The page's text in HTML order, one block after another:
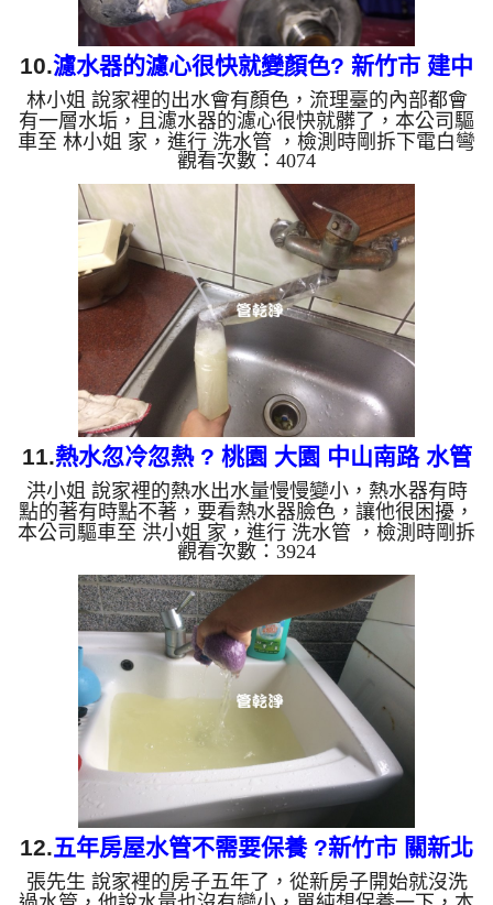
10.濾水器的濾心很快就變顏色? 新竹市 建中
路 清洗水管
林小姐 說家裡的出水會有顏色，流理臺的內部都會
有一層水垢，且濾水器的濾心很快就髒了，本公司驅
車至 林小姐 家，進行 洗水管 ，檢測時剛拆下電白彎
就發現異物，本公司便架起 高周波水管清洗機，灌
入 檸檬酸水 至管路裡面，等了約15分，開啟 水管清
洗機 ，啟動 螺旋波 模式，一開始就洗出灰白色髒
水，還狂噴異物，如下圖及影片，一個小時後， 水
量變大了，林小姐可以安心用水了!! 如是自來水，如
水管老化，會產生鐵鏽跟泥沙堆積，洗出來的水就會
是咖啡色，地下水含有氧化錳，管壁上會結成黑色管
垢，洗出來的水會...
觀看次數：4074
11.熱水忽冷忽熱 ? 桃園 大園 中山南路 水管
清洗
洪小姐 說家裡的熱水出水量慢慢變小，熱水器有時
點的著有時點不著，要看熱水器臉色，讓他很困擾，
本公司驅車至 洪小姐 家，進行 洗水管 ，檢測時剛拆
下濾嘴就發現異物，本公司便架起 高周波水管清洗
機，灌入 檸檬酸水 至管路裡面，等了約15分，開
啟 水管清洗機 ，啟動 脈衝 模式，一開始沒洗出什
麼，慢慢顏色變成白色，最後水變成黃色，還不斷的
掉出異物，如下圖及影片，一個小時後， 熱水量恢
復正常了，洪小姐再也不用看熱水器臉色了!! 如是自
來水，如水管老化，會產生鐵鏽跟泥沙堆積，洗出來
的水就會是咖啡色，...
觀看次數：3924
12.五年房屋水管不需要保養 ?新竹市 關新北
路 洗水管
張先生 說家裡的房子五年了，從新房子開始就沒洗